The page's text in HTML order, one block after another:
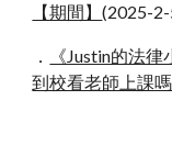
【期間】(2025-
． 《Justin的法律
到校看老師上課